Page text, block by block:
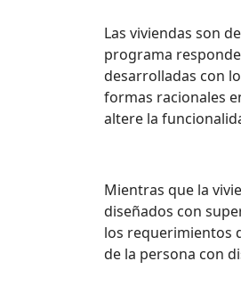
Las viviendas son
programa
desarrolladas con
formas racionales
altere la
Mientras que la
diseñados con
los requerimientos
de la persona con